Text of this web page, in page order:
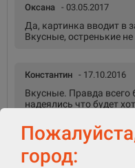
город:
Оксана - 03.05.2017
Да, картинка вводит в
Вкусные, остренькие не
Константин - 17.10.2016
Вкусные. Правда всего
надеялись что будет